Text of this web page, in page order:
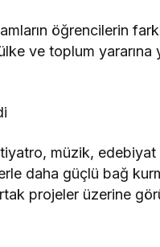
öğrencilerin
ve toplum yararına
müzik,
daha güçlü bağ
projeler üzerine